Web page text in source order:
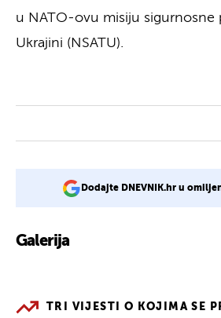
u NATO-ovu misiju sigurnosne
Ukrajini (NSATU).
Dodajte DNEVNIK.hr u
Galerija
TRI VIJESTI O KOJIMA SE